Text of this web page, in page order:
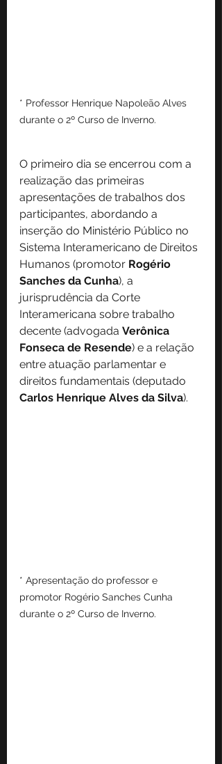
* Professor Henrique Napoleão Alves
durante o 2º Curso de Inverno.
O primeiro dia se encerrou com a
realização das primeiras
apresentações de trabalhos dos
participantes, abordando a
inserção do Ministério Público no
Sistema Interamericano de Direitos
Humanos (promotor Rogério
Sanches da Cunha), a
jurisprudência da Corte
Interamericana sobre trabalho
decente (advogada Verônica
Fonseca de Resende) e a relação
entre atuação parlamentar e
direitos fundamentais (deputado
Carlos Henrique Alves da Silva).
* Apresentação do professor e
promotor Rogério Sanches Cunha
durante o 2º Curso de Inverno.